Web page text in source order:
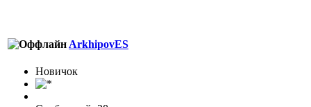
ArkhipovES
Новичок